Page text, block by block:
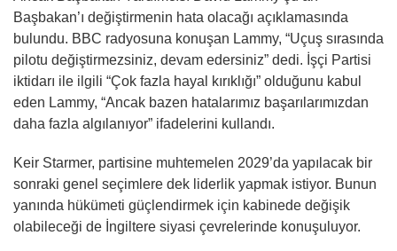
Başbakan’ı değiştirmenin hata olacağı açıklamasında
bulundu. BBC radyosuna konuşan Lammy, “Uçuş sırasında
pilotu değiştirmezsiniz, devam edersiniz” dedi. İşçi Partisi
iktidarı ile ilgili “Çok fazla hayal kırıklığı” olduğunu kabul
eden Lammy, “Ancak bazen hatalarımız başarılarımızdan
daha fazla algılanıyor” ifadelerini kullandı.
Keir Starmer, partisine muhtemelen 2029’da yapılacak bir
sonraki genel seçimlere dek liderlik yapmak istiyor. Bunun
yanında hükümeti güçlendirmek için kabinede değişik
olabileceği de İngiltere siyasi çevrelerinde konuşuluyor.